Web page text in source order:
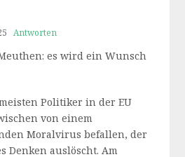
Antworten
es wird ein Wunsch
Politiker in der EU
von einem
Moralvirus befallen, der
Denken auslöscht. Am